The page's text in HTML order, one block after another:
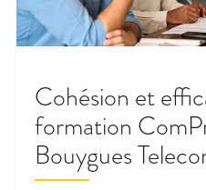
Cohésion et
formation
Bouygues